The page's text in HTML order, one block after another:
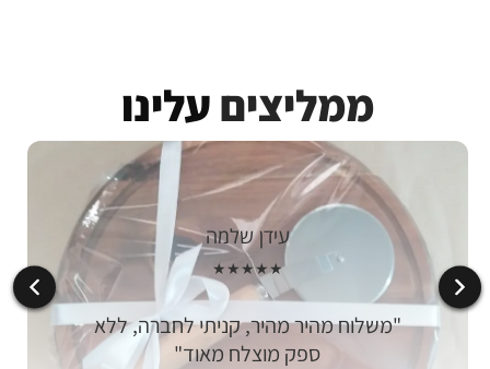
ממליציםעלינו
עידן שלמה
★★★★★
משלוח מהיר מהיר, קניתי לחברה, ללא
ספק מוצלח מאוד